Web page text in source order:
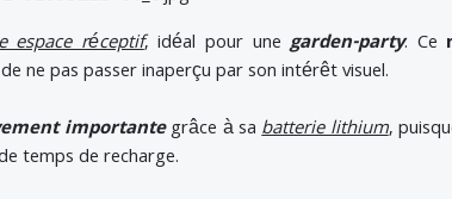
espace réceptif, idéal pour unegarden-party. Ce
ne pas passer inaperçu par son intérêt visuel.
importantegrâce à sabatterie lithium,
temps de recharge.